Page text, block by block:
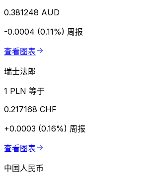
0.381248 AUD
-0.0004 (0.11%) 周报
查看图表
瑞士法郎
1 PLN 等于
0.217168 CHF
+0.0003 (0.16%) 周报
查看图表
中国人民币